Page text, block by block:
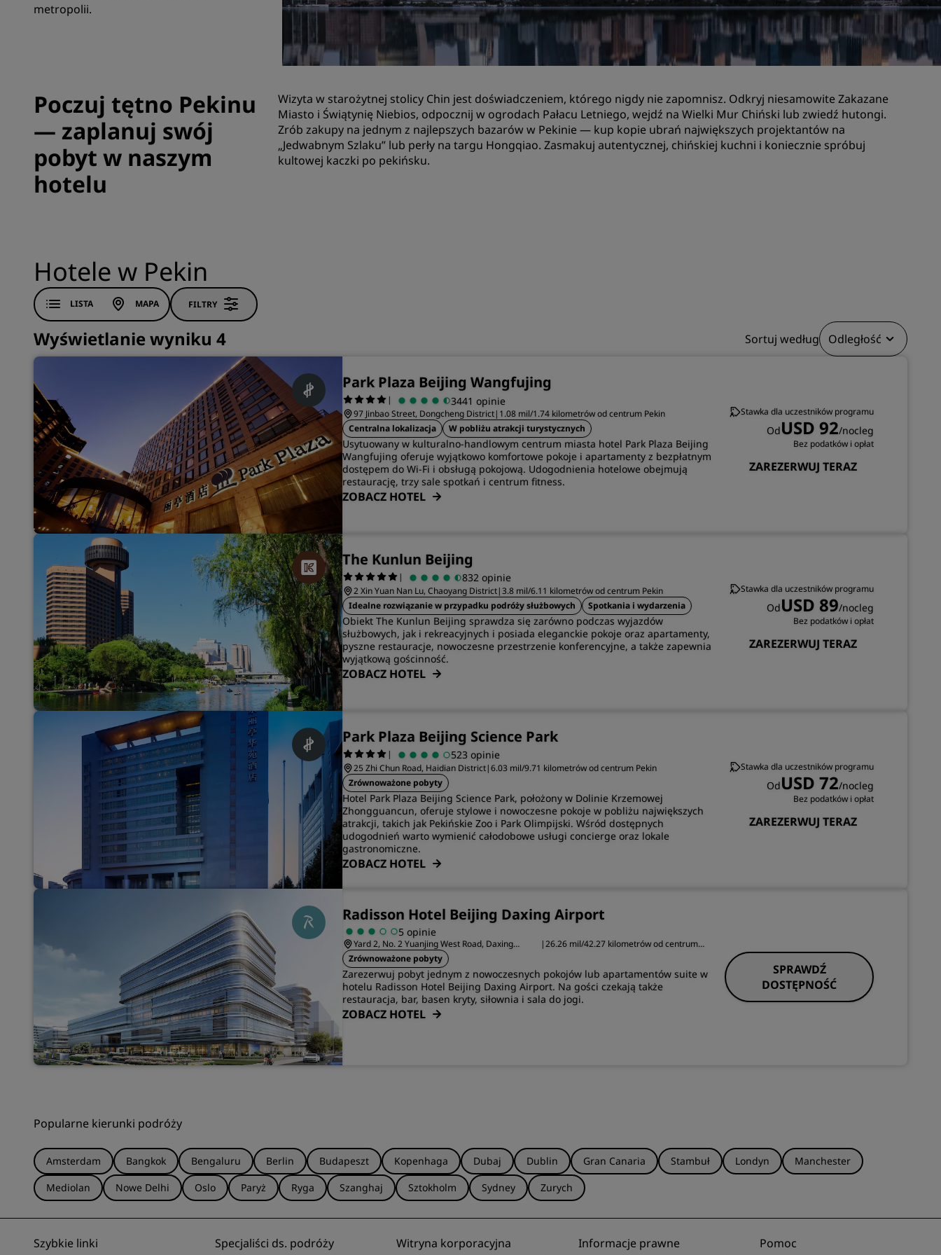
Zarezerwuj miejsce
Poprosić o wycenę
Miejsca na organizację wydarzeń
Szukaj lotów
Szukaj lotów
Lokale na wesele
Zrównoważone pobyty
Pobyty drużyn sportowych
Hotele w centrum miasta
Zapraszamy na nasz blog
DOŁĄCZ
metropolii.
Poczuj tętno Pekinu
— zaplanuj swój
pobyt w naszym
hotelu
Wizyta w starożytnej stolicy Chin jest doświadczeniem, którego nigdy nie zapomnisz. Odkryj niesamowite Zakazane
Miasto i Świątynię Niebios, odpocznij w ogrodach Pałacu Letniego, wejdź na Wielki Mur Chiński lub zwiedź hutongi.
Zrób zakupy na jednym z najlepszych bazarów w Pekinie — kup kopie ubrań największych projektantów na
„Jedwabnym Szlaku” lub perły na targu Hongqiao. Zasmakuj autentycznej, chińskiej kuchni i koniecznie spróbuj
kultowej kaczki po pekińsku.
Hotele w Pekin
LISTA MAPA FILTRY
Wyświetlanie wyniku 4 Sortuj według Odległość
Park Plaza Beijing Wangfujing
| 3441 opinie
97 Jinbao Street, Dongcheng District| 1.08 mil/1.74 kilometrów od centrum Pekin
Centralna lokalizacja
W pobliżu atrakcji turystycznych
Usytuowany w kulturalno-handlowym centrum miasta hotel Park Plaza Beijing
Wangfujing oferuje wyjątkowo komfortowe pokoje i apartamenty z bezpłatnym
dostępem do Wi-Fi i obsługą pokojową. Udogodnienia hotelowe obejmują
restaurację, trzy sale spotkań i centrum fitness.
ZOBACZ HOTEL
Stawka dla uczestników programu
OdUSD 92/nocleg
Bez podatków i opłat
ZAREZERWUJ TERAZ
The Kunlun Beijing
| 832 opinie
2 Xin Yuan Nan Lu, Chaoyang District|3.8 mil/6.11 kilometrów od centrum Pekin
Idealne rozwiązanie w przypadku podróży służbowych
Spotkania i wydarzenia
Obiekt The Kunlun Beijing sprawdza się zarówno podczas wyjazdów
służbowych, jak i rekreacyjnych i posiada eleganckie pokoje oraz apartamenty,
pyszne restauracje, nowoczesne przestrzenie konferencyjne, a także zapewnia
wyjątkową gościnność.
ZOBACZ HOTEL
Stawka dla uczestników programu
OdUSD 89/nocleg
Bez podatków i opłat
ZAREZERWUJ TERAZ
Park Plaza Beijing Science Park
| 523 opinie
25 Zhi Chun Road, Haidian District|6.03 mil/9.71 kilometrów od centrum Pekin
Zrównoważone pobyty
Hotel Park Plaza Beijing Science Park, położony w Dolinie Krzemowej
Zhongguancun, oferuje stylowe i nowoczesne pokoje w pobliżu największych
atrakcji, takich jak Pekińskie Zoo i Park Olimpijski. Wśród dostępnych
udogodnień warto wymienić całodobowe usługi concierge oraz lokale
gastronomiczne.
ZOBACZ HOTEL
Stawka dla uczestników programu
OdUSD 72/nocleg
Bez podatków i opłat
ZAREZERWUJ TERAZ
Radisson Hotel Beijing Daxing Airport
5 opinie
Yard 2, No. 2 Yuanjing West Road, Daxing
District
|26.26 mil/42.27 kilometrów od centrum
Zrównoważone pobyty
Zarezerwuj pobyt jednym z nowoczesnych pokojów lub apartamentów suite w
hotelu Radisson Hotel Beijing Daxing Airport. Na gości czekają także
restauracja, bar, basen kryty, siłownia i sala do jogi.
ZOBACZ HOTEL
SPRAWDŹ
DOSTĘPNOŚĆ
Popularne kierunki podróży
Amsterdam Bangkok Bengaluru Berlin Budapeszt Kopenhaga Dubaj Dublin Gran Canaria Stambuł Londyn
Manchester
Mediolan
Nowe Delhi Oslo Paryż Ryga Szanghaj Sztokholm Sydney Zurych
Szybkie linki Specjaliści ds. podróży Witryna korporacyjna Informacje prawne Pomoc